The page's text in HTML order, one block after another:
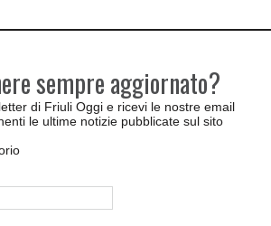
sempre aggiornato?
di Friuli Oggi e ricevi le nostre email
le ultime notizie pubblicate sul sito